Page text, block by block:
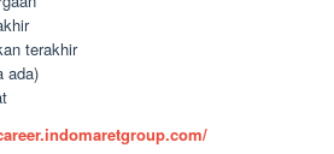
terakhir
ada)